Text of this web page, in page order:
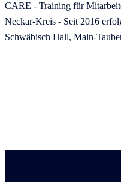
CARE - Training für
Neckar-Kreis - Seit 2016
Schwäbisch Hall, Main-